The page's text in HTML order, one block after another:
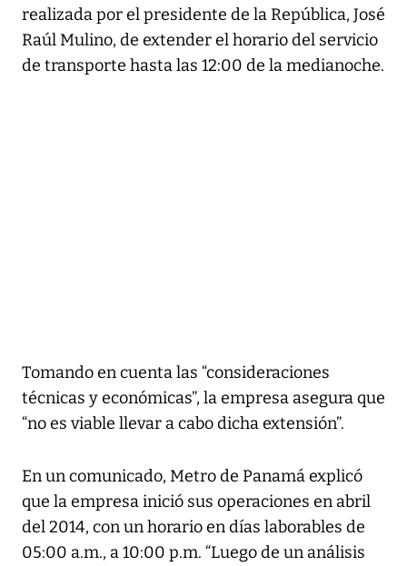
realizada por el presidente de la República, José
Raúl Mulino, de extender el horario del servicio
de transporte hasta las 12:00 de la medianoche.
Tomando en cuenta las “consideraciones
técnicas y económicas”, la empresa asegura que
“no es viable llevar a cabo dicha extensión”.
En un comunicado, Metro de Panamá explicó
que la empresa inició sus operaciones en abril
del 2014, con un horario en días laborables de
05:00 a.m., a 10:00 p.m. “Luego de un análisis